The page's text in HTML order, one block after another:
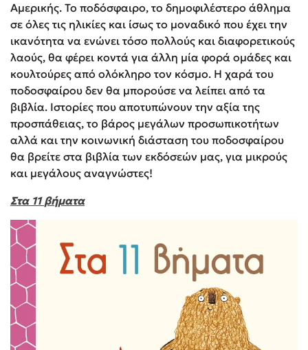
Αμερικής. Το ποδόσφαιρο, το δημοφιλέστερο άθλημα
σε όλες τις ηλικίες και ίσως το μοναδικό που έχει την
ικανότητα να ενώνει τόσο πολλούς και διαφορετικούς
λαούς, θα φέρει κοντά για άλλη μία φορά ομάδες και
κουλτούρες από ολόκληρο τον κόσμο. Η χαρά του
ποδοσφαίρου δεν θα μπορούσε να λείπει από τα
βιβλία. Ιστορίες που αποτυπώνουν την αξία της
προσπάθειας, το βάρος μεγάλων προσωπικοτήτων
αλλά και την κοινωνική διάσταση του ποδοσφαίρου
θα βρείτε στα βιβλία των εκδόσεών μας, για μικρούς
και μεγάλους αναγνώστες!
Στα11βήματα